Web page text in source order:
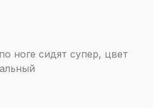
ноге сидят супер, цвет